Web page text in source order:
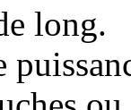
long.